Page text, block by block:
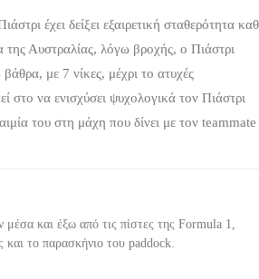
έχει δείξει εξαιρετική σταθερότητα
της Αυστραλίας, λόγω βροχής, ο Πιάστρι
με 7 νίκες, μέχρι το ατυχές
να ενισχύσει ψυχολογικά τον Πιάστρι
του στη μάχη που δίνει με τον teammate
και έξω από τις πίστες της Formula 1,
και το παρασκήνιο του paddock.